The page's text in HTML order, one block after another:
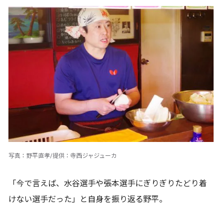
写真：野平直孝/提供：寺西ジャジューカ
「今で言えば、水谷選手や張本選手にぎりぎりたどり着
けない選手だった」と自身を振り返る野平。